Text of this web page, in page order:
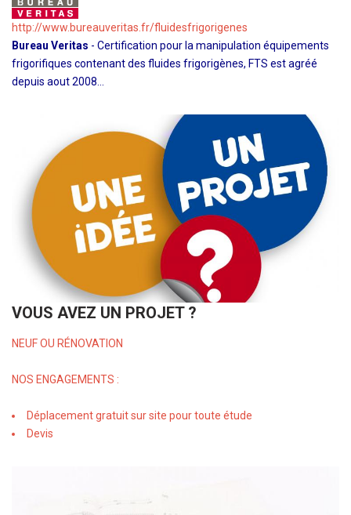
http://www.bureauveritas.fr/fluidesfrigorigenes
Bureau Veritas - Certification pour la manipulation équipements
frigorifiques contenant des fluides frigorigènes, FTS est agréé
depuis aout 2008…
VOUS AVEZ UN PROJET ?
NEUF OU RÉNOVATION
NOS ENGAGEMENTS :
Déplacement gratuit sur site pour toute étude
Devis